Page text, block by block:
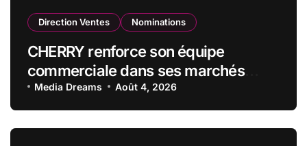
Direction Ventes Nominations
CHERRY renforce son équipe
commerciale dans ses marchés
stratégiques
Media Dreams Août 4, 2026